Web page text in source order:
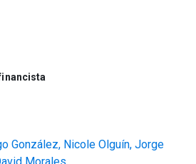
González, Nicole Olguín, Jorge